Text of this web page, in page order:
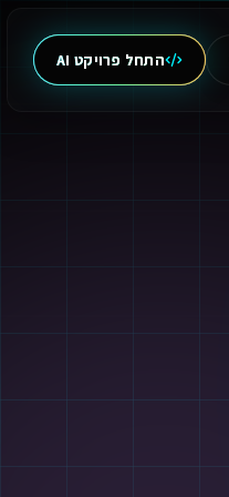
התחל פרויקט AI